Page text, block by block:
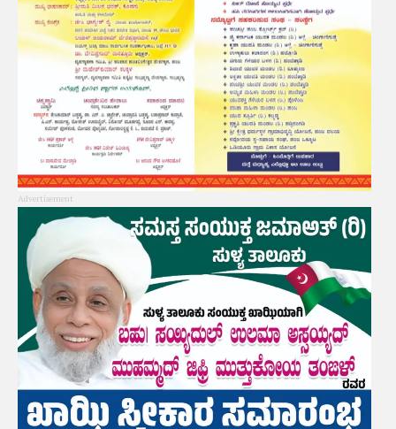
Advertisement